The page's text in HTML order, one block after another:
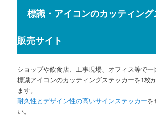
標識・アイコンのカッティン
販売サイト
ショップや飲食店、工事現場、オフィス等で
標識アイコンのカッティングステッカーを1枚
ます。
耐久性とデザイン性の高いサインステッカーを
い。